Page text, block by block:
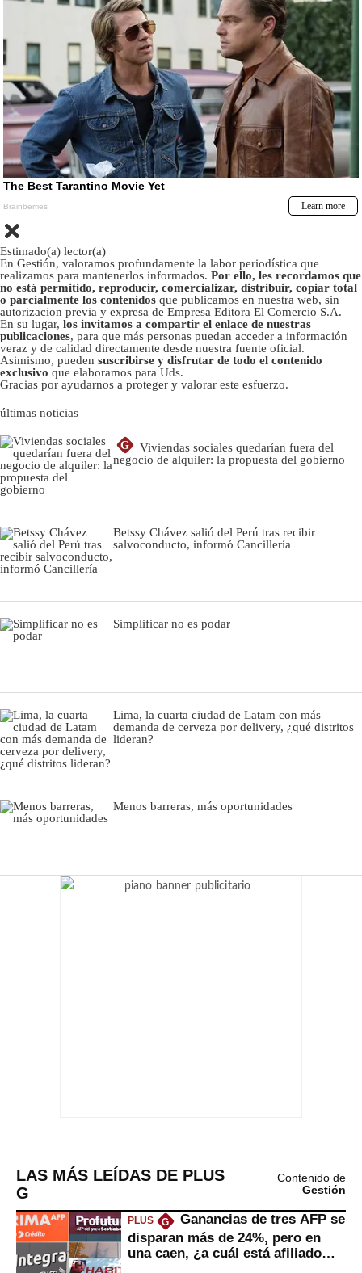
Estimado(a) lector(a)
En Gestión, valoramos profundamente la labor periodística que
realizamos para mantenerlos informados. Por ello, les recordamos que
no está permitido, reproducir, comercializar, distribuir, copiar total
o parcialmente los contenidos que publicamos en nuestra web, sin
autorizacion previa y expresa de Empresa Editora El Comercio S.A.
En su lugar, los invitamos a compartir el enlace de nuestras
publicaciones, para que más personas puedan acceder a información
veraz y de calidad directamente desde nuestra fuente oficial.
Asimismo, pueden suscribirse y disfrutar de todo el contenido
exclusivo que elaboramos para Uds.
Gracias por ayudarnos a proteger y valorar este esfuerzo.
últimas noticias
G
Viviendas sociales quedarían fuera del
negocio de alquiler: la propuesta del gobierno
Betssy Chávez salió del Perú tras recibir
salvoconducto, informó Cancillería
Simplificar no es podar
Lima, la cuarta ciudad de Latam con más
demanda de cerveza por delivery, ¿qué distritos
lideran?
Menos barreras, más oportunidades
LAS MÁS LEÍDAS DE PLUS
G
Contenido de
Gestión
PLUS G
Ganancias de tres AFP se
disparan más de 24%, pero en
una caen, ¿a cuál está afiliado